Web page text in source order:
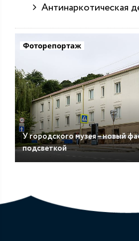
Антинаркотическая
Фоторепортаж
У городского музея – новый
подсветкой